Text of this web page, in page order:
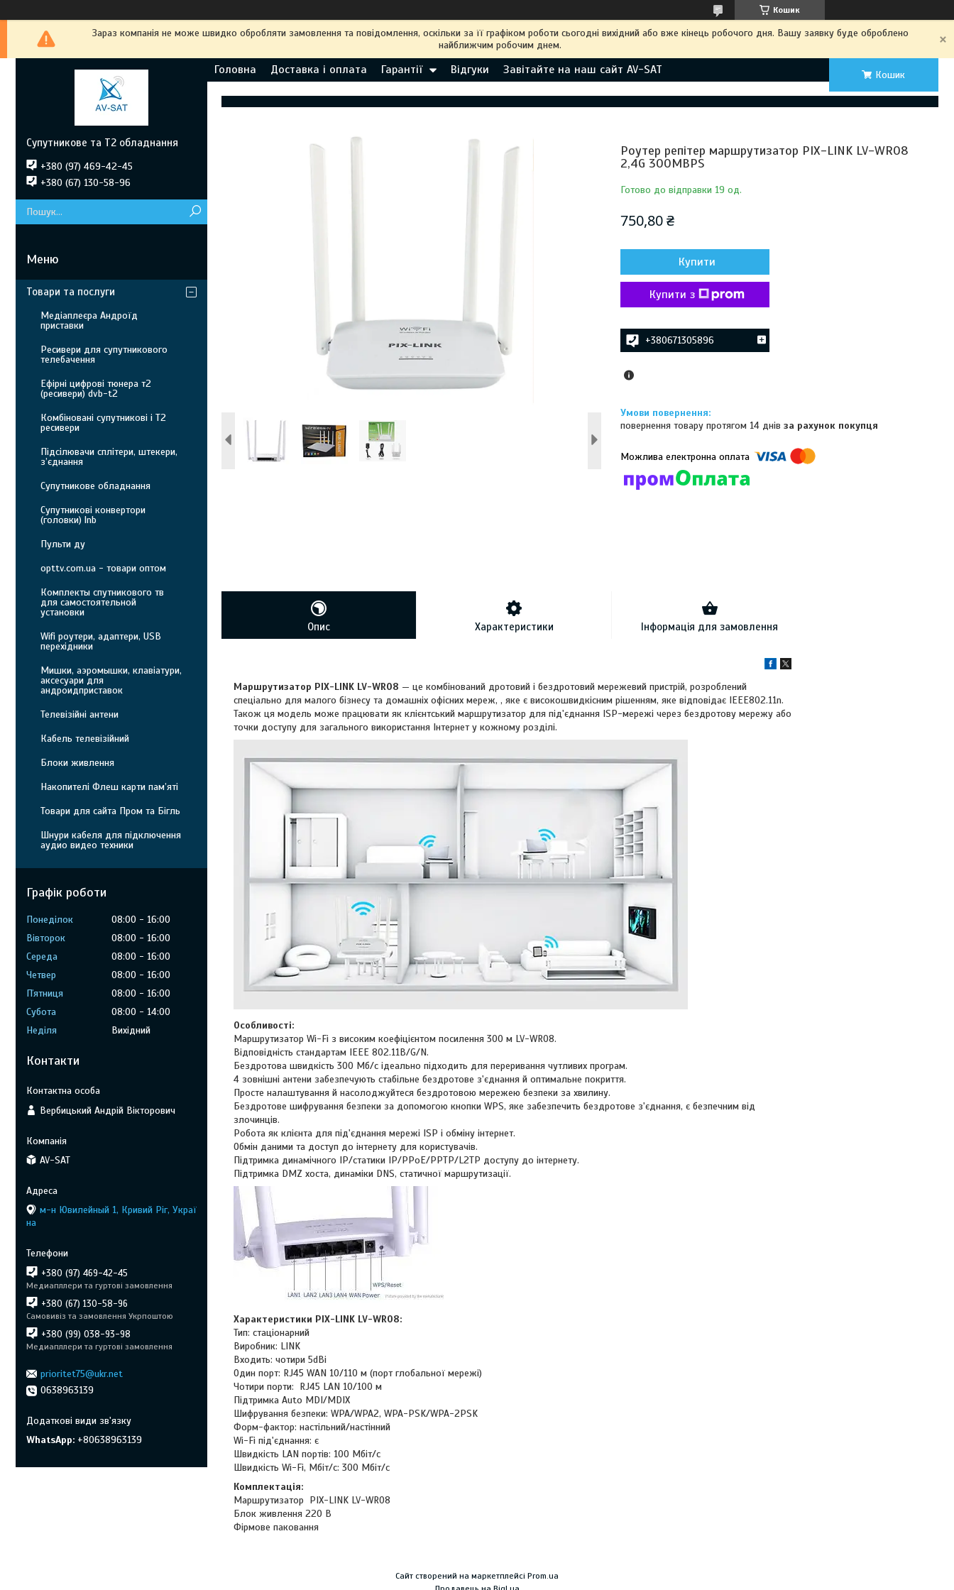
Кошик
Зараз компанія не може швидко обробляти замовлення та повідомлення, оскільки за її графіком роботи сьогодні вихідний або вже кінець робочого дня. Вашу заявку буде оброблено
найближчим робочим днем.
Головна Доставка і оплата Гарантії Відгуки Завітайте на наш сайт AV-SAT Кошик
Роутер репітер маршрутизатор PIX-LINK LV-WR08
2,4G 300MBPS
Готово до відправки 19 од.
750,80 ₴
Купити
Купити з
+380671305896
повернення товару протягом 14 днівза рахунок покупця
Опис Характеристики Інформація для замовлення
Маршрутизатор PIX-LINK LV-WR08 — це комбінований дротовий і бездротовий мережевий пристрій, розроблений
спеціально для малого бізнесу та домашніх офісних мереж, , яке є високошвидкісним рішенням, яке відповідає IEEE802.11n.
Також ця модель може працювати як клієнтський маршрутизатор для під'єднання ISP-мережі через бездротову мережу або
точки доступу для загального використання Інтернет у кожному розділі.
Особливості:
Маршрутизатор Wi-Fi з високим коефіцієнтом посилення 300 м LV-WR08.
Відповідність стандартам IEEE 802.11B/G/N.
Бездротова швидкість 300 Мб/с ідеально підходить для переривання чутливих програм.
4 зовнішні антени забезпечують стабільне бездротове з'єднання й оптимальне покриття.
Просте налаштування й насолоджуйтеся бездротовою мережею безпеки за хвилину.
Бездротове шифрування безпеки за допомогою кнопки WPS, яке забезпечить бездротове з'єднання, є безпечним від
злочинців.
Робота як клієнта для під'єднання мережі ISP і обміну інтернет.
Обмін даними та доступ до інтернету для користувачів.
Підтримка динамічного IP/статики IP/PPoE/PPTP/L2TP доступу до інтернету.
Підтримка DMZ хоста, динаміки DNS, статичної маршрутизації.
Характеристики PIX-LINK LV-WR08:
Тип: стаціонарний
Виробник: LINK
Входить: чотири 5dBi
Один порт: RJ45 WAN 10/110 м (порт глобальної мережі)
Чотири порти: RJ45 LAN 10/100 м
Підтримка Auto MDI/MDIX
Шифрування безпеки: WPA/WPA2, WPA-PSK/WPA-2PSK
Форм-фактор: настільний/настінний
Wi-Fi під'єднання: є
Швидкість LAN портів: 100 Мбіт/с
Швидкість Wi-Fi, Мбіт/с: 300 Мбіт/с
Комплектація:
Маршрутизатор PIX-LINK LV-WR08
Блок живлення 220 В
Фірмове паковання
Супутникове та Т2 обладнання
+380 (97) 469-42-45
+380 (67) 130-58-96
Товари та послуги
Медіаплеєра Андроїд
приставки
Ресивери для супутникового
телебачення
Ефірні цифрові тюнера т2
(ресивери) dvb-t2
Комбіновані супутникові і Т2
ресивери
Підсілювачи сплітери, штекери,
з’єднання
Супутникове обладнання
Супутникові конвертори
(головки) lnb
Пульти ду
opttv.com.ua - товари оптом
Комплекты спутникового тв
для самостоятельной
установки
Wifi роутери, адаптери, USB
перехідники
Мишки, аэромышки, клавіатури,
аксесуари для
андроидприставок
Телевізійні антени
Кабель телевізійний
Блоки живлення
Накопителі Флеш карти пам’яті
Товари для сайта Пром та Бігль
Шнури кабеля для підключення
аудио видео техники
Графік роботи
Понеділок 08:00
16:00
Вівторок
08:00
16:00
Середа
08:00
16:00
Четвер
08:00
16:00
Пʼятниця
08:00
16:00
Субота
08:00
14:00
Неділя
Вихідний
Контакти
Вербицький Андрій Вікторович
AV-SAT
м-н Ювилейный 1, Кривий Ріг, Украї
на
+380 (97) 469-42-45
Медиапллери та гуртові замовлення
+380 (67) 130-58-96
Самовивіз та замовлення Укрпоштою
+380 (99) 038-93-98
Медиапллери та гуртові замовлення
prioritet75@ukr.net
0638963139
WhatsApp +80638963139
Сайт створений на маркетплейсі Prom.ua